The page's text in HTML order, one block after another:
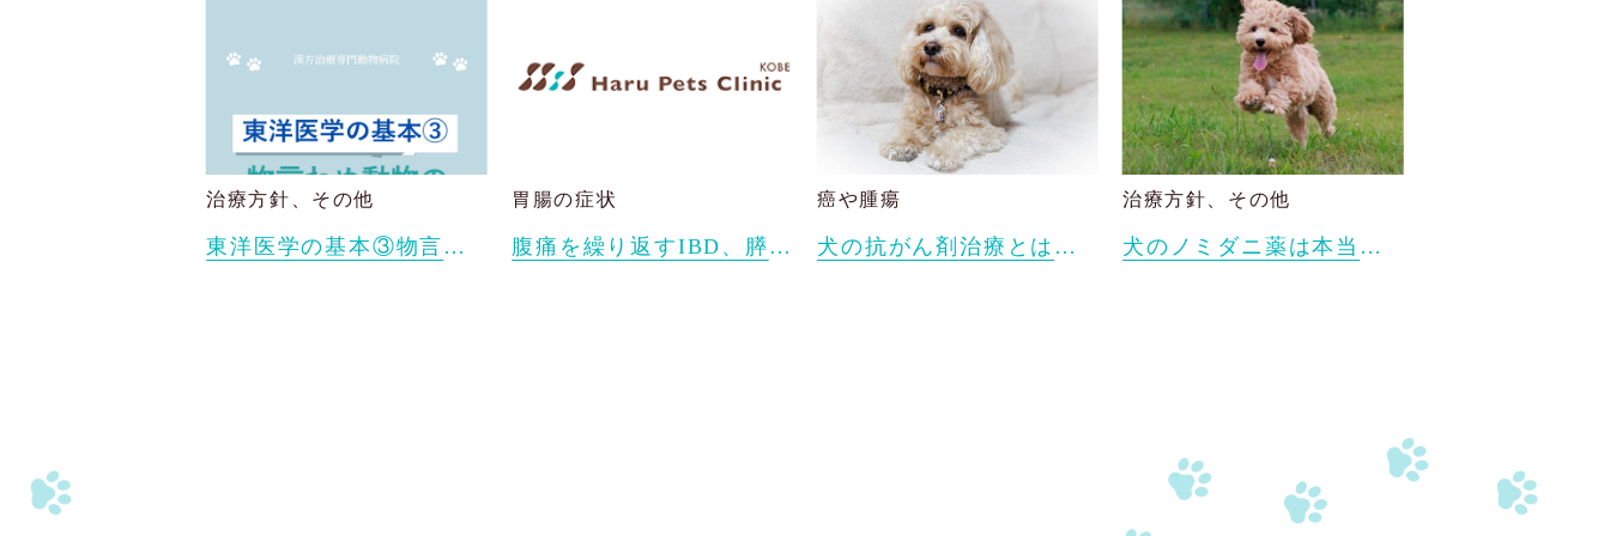
治療方針、その他
東洋医学の基本③物言わぬ動物たちも、実は詳しく診断できる ― 東洋医学と日々の観察のちから
胃腸の症状
腹痛を繰り返すIBD、膵炎で漢方薬治療しているベルちゃん
癌や腫瘍
犬の抗がん剤治療とは？副作用や生活の質（QOL）を守るためにできること
治療方針、その他
犬のノミダニ薬は本当に必要？愛犬に合った予防方法の1つとしての漢方薬